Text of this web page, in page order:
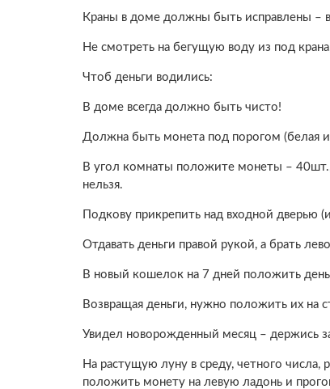
Краны в доме должны быть исправлены –
Не смотреть на бегущую воду из под
Чтоб деньги водились:
В доме всегда должно быть чисто!
Должна быть монета под порогом (белая
В угол комнаты положите монеты –
нельзя.
Подкову прикрепить над входной дверью
Отдавать деньги правой рукой, а брать
В новый кошелок на 7 дней положить
Возвращая деньги, нужно положить их на
Увидел новорожденный месяц – держись
На растущую луну в среду, четного числа,
положить монету на левую ладонь и